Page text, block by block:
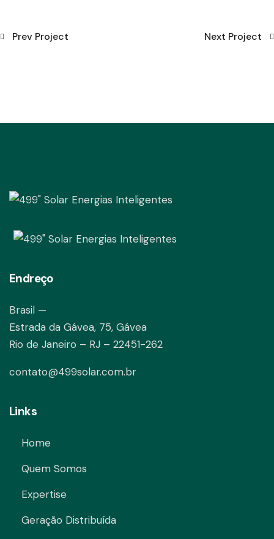
Prev Project Next Project
Endreço
Brasil —
Estrada da Gávea, 75, Gávea
Rio de Janeiro – RJ – 22451-262
contato@499solar.com.br
Links
Home
Quem Somos
Expertise
Geração Distribuída